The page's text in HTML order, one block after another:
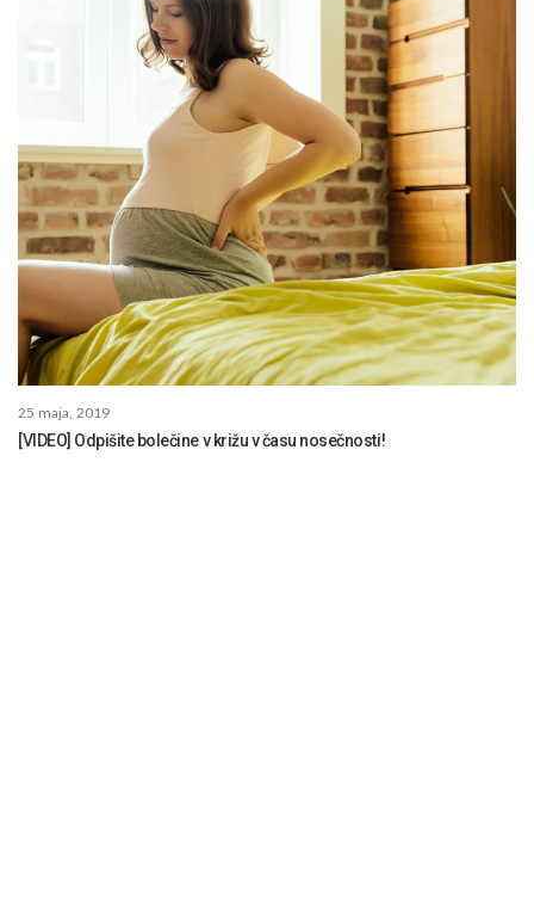
25 maja, 2019
[VIDEO] Odpišite bolečine v križu v času nosečnosti!